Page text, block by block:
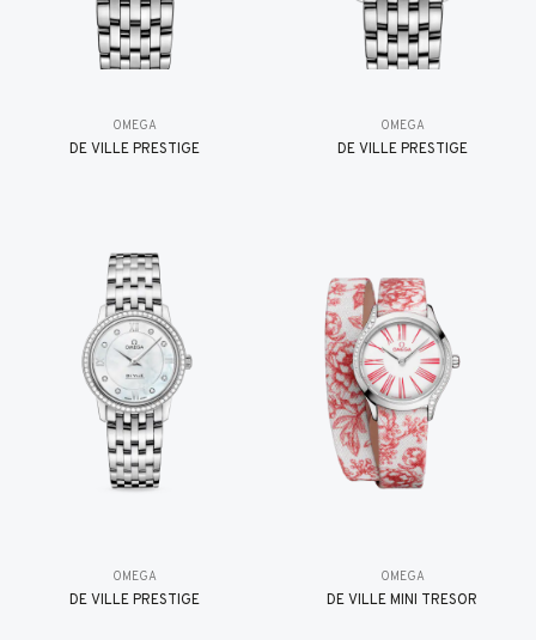
OMEGA
DE VILLE PRESTIGE
OMEGA
DE VILLE PRESTIGE
OMEGA
DE VILLE PRESTIGE
OMEGA
DE VILLE MINI TRÉSOR